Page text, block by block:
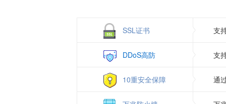
SSL证书 支
DDoS高防 支
10重安全保障 通